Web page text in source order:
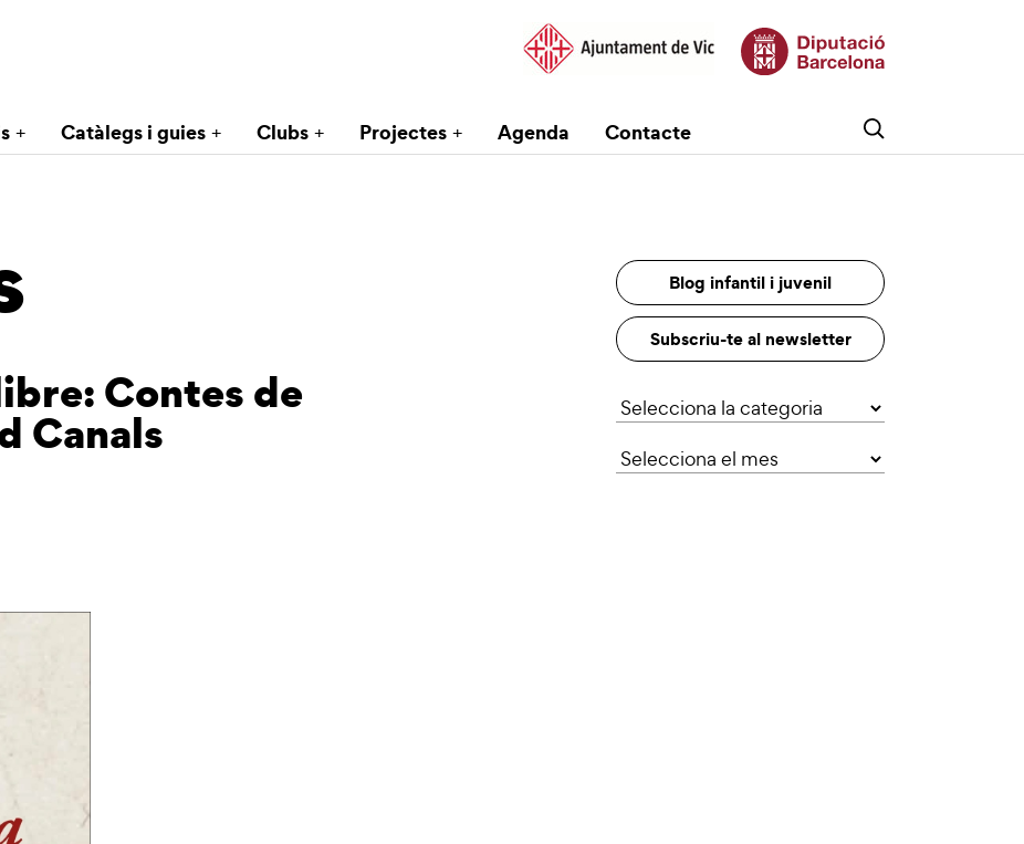
Catàlegs i guies Clubs Projectes Agenda Contacte
Blog infantil i juvenil
Subscriu-te al newsletter
Contes de
Canals Categories